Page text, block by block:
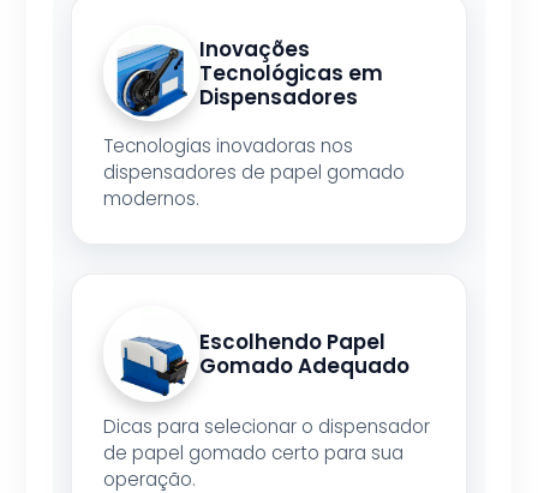
Inovações
Tecnológicas em
Dispensadores
Tecnologias inovadoras nos
dispensadores de papel gomado
modernos.
Escolhendo Papel
Gomado Adequado
Dicas para selecionar o dispensador
de papel gomado certo para sua
operação.